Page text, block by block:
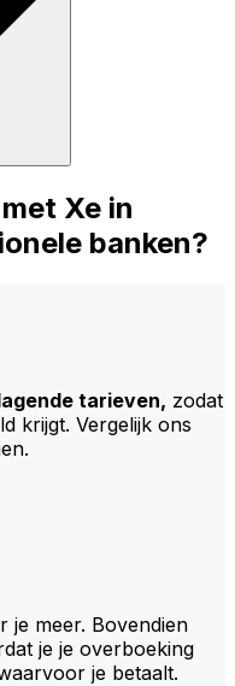
Xe in
banken?
tarieven, zodat
krijgt. Vergelijk ons
je meer. Bovendien
je je overboeking
je betaalt.